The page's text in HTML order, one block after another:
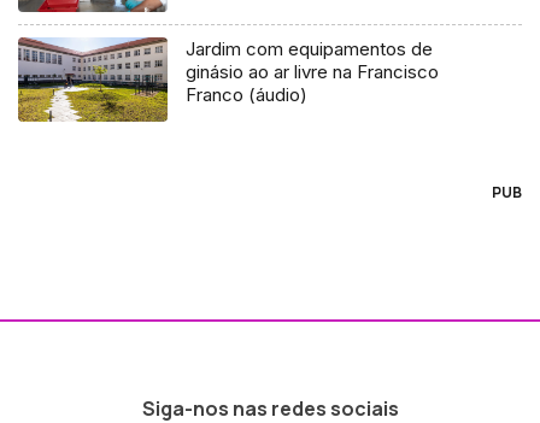
Jardim com equipamentos de
ginásio ao ar livre na Francisco
Franco (áudio)
PUB
Siga-nos nas redes sociais